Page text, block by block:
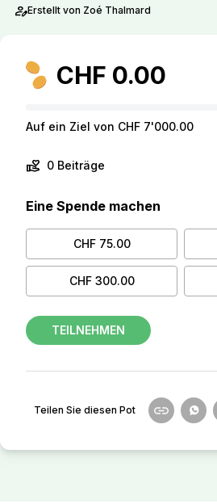
person_editErstellt von Zoé Thalmard
CHF 0.00
Auf ein Ziel von CHF 7'000.00
volunteer_activism 0 Beiträge
Eine Spende machen
CHF 75.00
CHF 300.00
TEILNEHMEN
Teilen Sie diesen Pot